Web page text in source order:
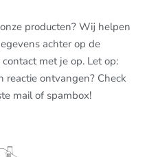
producten? Wij helpen
achter op de
met je op. Let op:
ontvangen? Check
mail of spambox!